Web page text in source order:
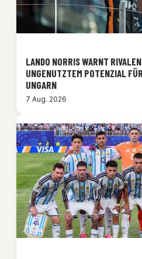
LANDO NORRIS WARNT
UNGENUTZTEM POTENZIAL
UNGARN
7 Aug. 2026